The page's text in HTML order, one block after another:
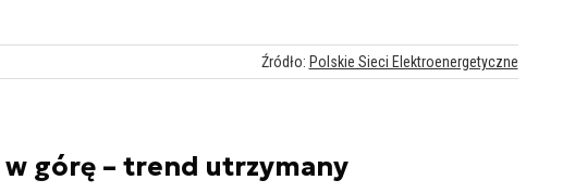
w górę – trend utrzymany